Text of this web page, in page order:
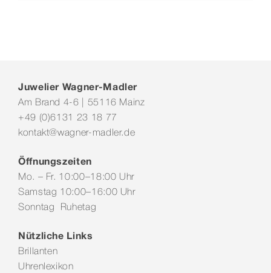
Juwelier Wagner-Madler
Am Brand 4-6 | 55116 Mainz
+49 (0)6131 23 18 77
kontakt@wagner-madler.de
Öffnungszeiten
Mo. – Fr. 10:00–18:00 Uhr
Samstag 10:00–16:00 Uhr
Sonntag Ruhetag
Nützliche Links
Brillanten
Uhrenlexikon